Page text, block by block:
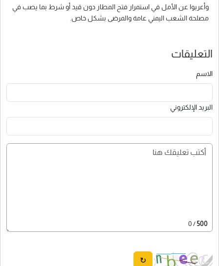
وأعربوا عن الأمل في استمرار فتح المطار دون قيد أو شرط بما يصب في
مصلحة الشعب اليمني عامة والمرضى بشكل خاص.
التعليقات
الاسم
البريد الإلكتروني
500
/ 0
↻